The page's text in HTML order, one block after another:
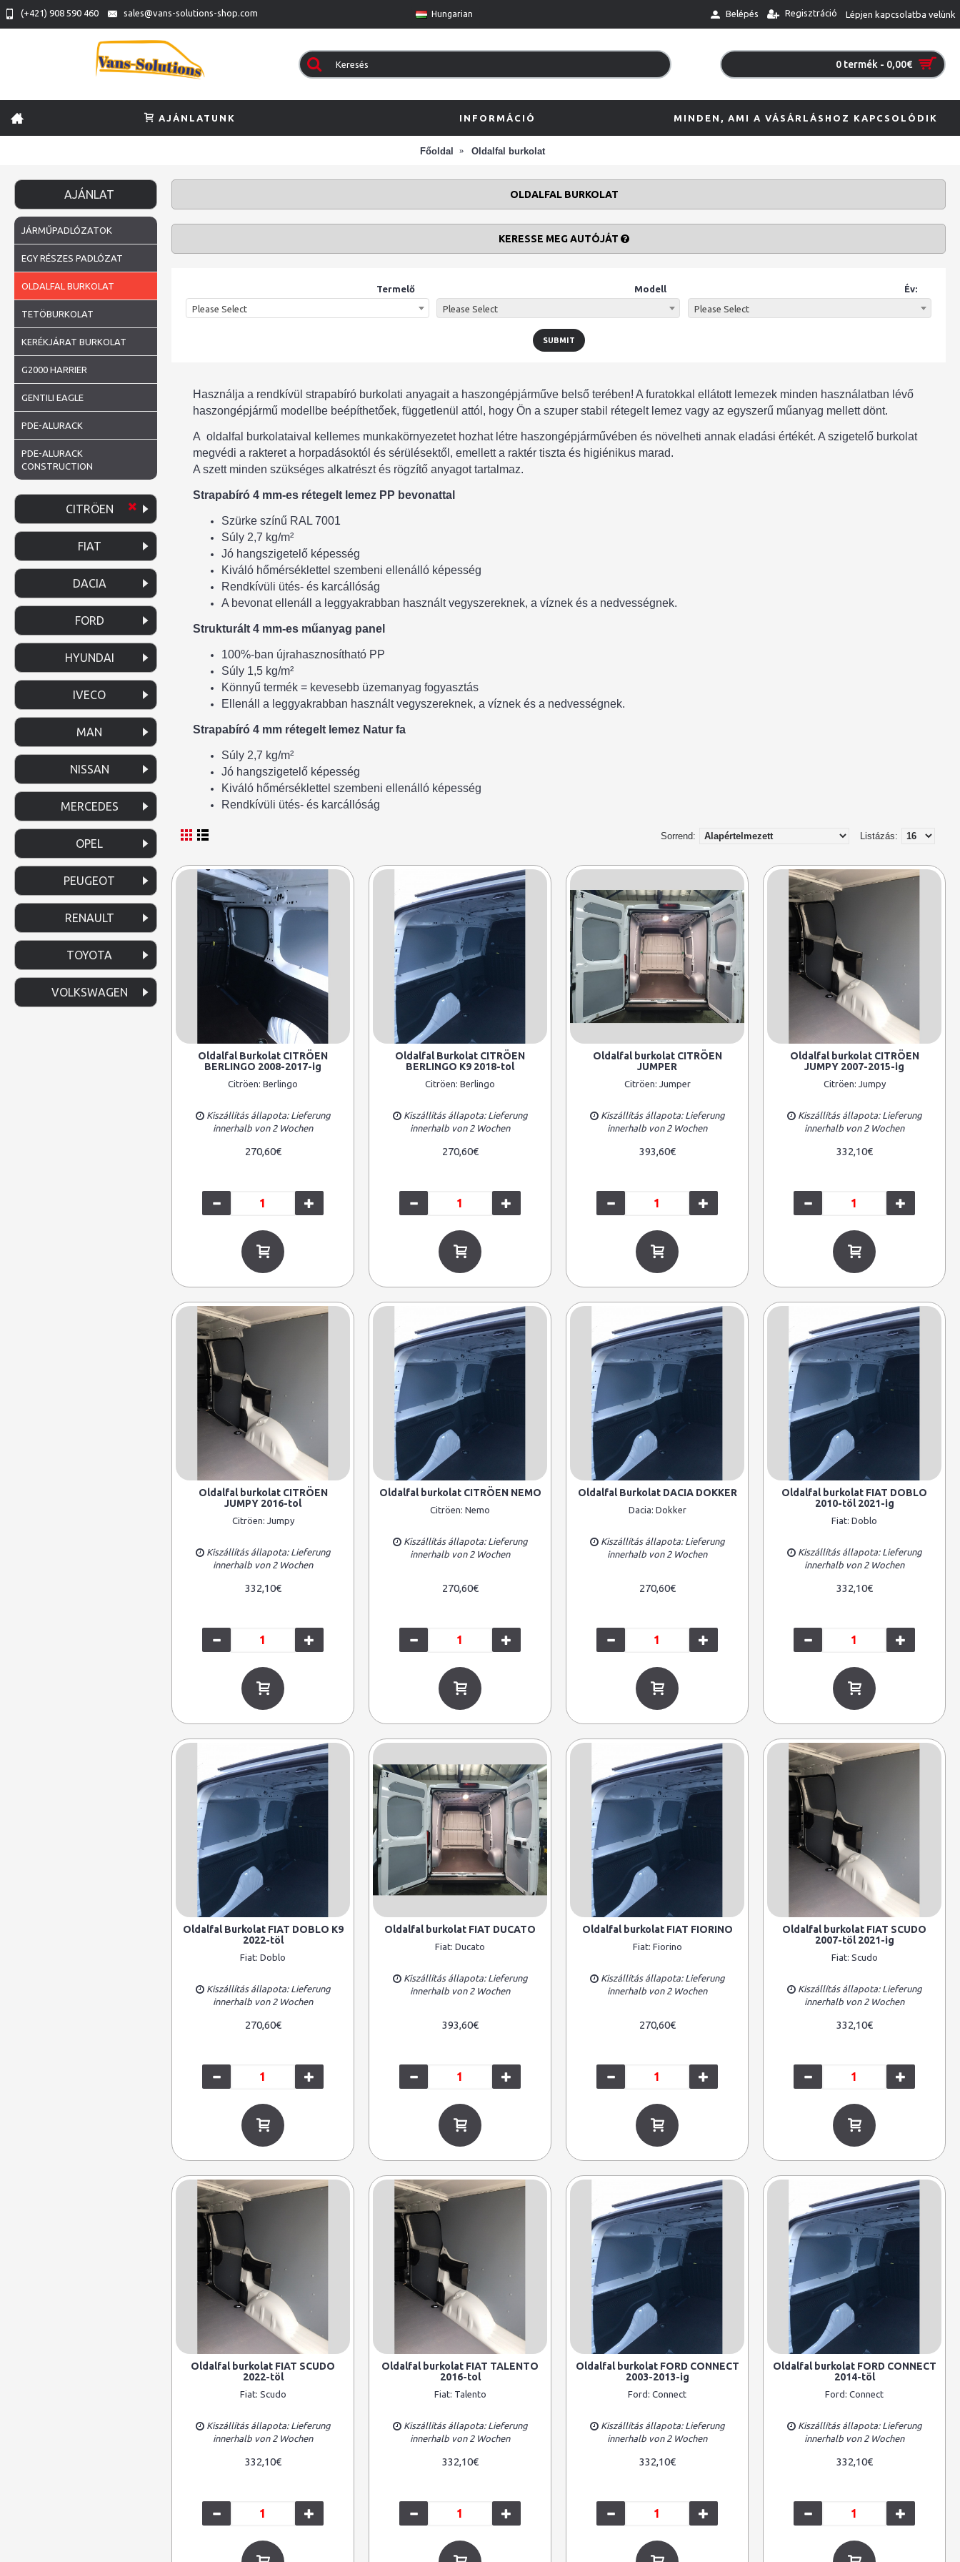
(+421) 908 590 460 sales@vans-solutions-shop.com Hungarian Belépés Regisztráció Lépjen kapcsolatba velünk
0 termék - 0,00€
AJÁNLATUNK INFORMÁCIÓ MINDEN, AMI A VÁSÁRLÁSHOZ KAPCSOLÓDIK
Főoldal Oldalfal burkolat
AJÁNLAT
JÁRMŰPADLÓZATOK
EGY RÉSZES PADLÓZAT
OLDALFAL BURKOLAT
TETÖBURKOLAT
KERÉKJÁRAT BURKOLAT
G2000 HARRIER
GENTILI EAGLE
PDE-ALURACK
PDE-ALURACK
CONSTRUCTION
CITRÖEN
FIAT
DACIA
FORD
HYUNDAI
IVECO
MAN
NISSAN
MERCEDES
OPEL
PEUGEOT
RENAULT
TOYOTA
VOLKSWAGEN
OLDALFAL BURKOLAT
KERESSE MEG AUTÓJÁT
Termelő
Please Select
Modell
Please Select
Év:
Please Select
SUBMIT
Használja a rendkívül strapabíró burkolati anyagait a haszongépjárműve belső terében! A furatokkal ellátott lemezek minden használatban lévő
haszongépjármű modellbe beépíthetőek, függetlenül attól, hogy Ön a szuper stabil rétegelt lemez vagy az egyszerű műanyag mellett dönt.
A oldalfal burkolataival kellemes munkakörnyezetet hozhat létre haszongépjárművében és növelheti annak eladási értékét. A szigetelő burkolat
megvédi a rakteret a horpadásoktól és sérülésektől, emellett a raktér tiszta és higiénikus marad.
A szett minden szükséges alkatrészt és rögzítő anyagot tartalmaz.
Strapabíró 4 mm-es rétegelt lemez PP bevonattal
Szürke színű RAL 7001
Súly 2,7 kg/m²
Jó hangszigetelő képesség
Kiváló hőmérséklettel szembeni ellenálló képesség
Rendkívüli ütés- és karcállóság
A bevonat ellenáll a leggyakrabban használt vegyszereknek, a víznek és a nedvességnek.
Strukturált 4 mm-es műanyag panel
100%-ban újrahasznosítható PP
Súly 1,5 kg/m²
Könnyű termék = kevesebb üzemanyag fogyasztás
Ellenáll a leggyakrabban használt vegyszereknek, a víznek és a nedvességnek.
Strapabíró 4 mm rétegelt lemez Natur fa
Súly 2,7 kg/m²
Jó hangszigetelő képesség
Kiváló hőmérséklettel szembeni ellenálló képesség
Rendkívüli ütés- és karcállóság
Listázás:
Sorrend:
Oldalfal Burkolat CITRÖEN
BERLINGO 2008-2017-ig
Citröen: Berlingo
Kiszállítás állapota: Lieferung
innerhalb von 2 Wochen
270,60€
Oldalfal Burkolat CITRÖEN
BERLINGO K9 2018-tol
Citröen: Berlingo
Kiszállítás állapota: Lieferung
innerhalb von 2 Wochen
270,60€
Oldalfal burkolat CITRÖEN
JUMPER
Citröen: Jumper
Kiszállítás állapota: Lieferung
innerhalb von 2 Wochen
393,60€
Oldalfal burkolat CITRÖEN
JUMPY 2007-2015-ig
Citröen: Jumpy
Kiszállítás állapota: Lieferung
innerhalb von 2 Wochen
332,10€
Oldalfal burkolat CITRÖEN
JUMPY 2016-tol
Citröen: Jumpy
Kiszállítás állapota: Lieferung
innerhalb von 2 Wochen
332,10€
Oldalfal burkolat CITRÖEN NEMO
Citröen: Nemo
Kiszállítás állapota: Lieferung
innerhalb von 2 Wochen
270,60€
Oldalfal Burkolat DACIA DOKKER
Dacia: Dokker
Kiszállítás állapota: Lieferung
innerhalb von 2 Wochen
270,60€
Oldalfal burkolat FIAT DOBLO
2010-töl 2021-ig
Fiat: Doblo
Kiszállítás állapota: Lieferung
innerhalb von 2 Wochen
332,10€
Oldalfal Burkolat FIAT DOBLO K9
2022-töl
Fiat: Doblo
Kiszállítás állapota: Lieferung
innerhalb von 2 Wochen
270,60€
Oldalfal burkolat FIAT DUCATO
Fiat: Ducato
Kiszállítás állapota: Lieferung
innerhalb von 2 Wochen
393,60€
Oldalfal burkolat FIAT FIORINO
Fiat: Fiorino
Kiszállítás állapota: Lieferung
innerhalb von 2 Wochen
270,60€
Oldalfal burkolat FIAT SCUDO
2007-töl 2021-ig
Fiat: Scudo
Kiszállítás állapota: Lieferung
innerhalb von 2 Wochen
332,10€
Oldalfal burkolat FIAT SCUDO
2022-töl
Fiat: Scudo
Kiszállítás állapota: Lieferung
innerhalb von 2 Wochen
332,10€
Oldalfal burkolat FIAT TALENTO
2016-tol
Fiat: Talento
Kiszállítás állapota: Lieferung
innerhalb von 2 Wochen
332,10€
Oldalfal burkolat FORD CONNECT
2003-2013-ig
Ford: Connect
Kiszállítás állapota: Lieferung
innerhalb von 2 Wochen
332,10€
Oldalfal burkolat FORD CONNECT
2014-töl
Ford: Connect
Kiszállítás állapota: Lieferung
innerhalb von 2 Wochen
332,10€